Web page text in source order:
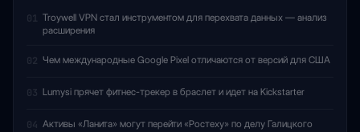
01 Troywell VPN стал инструментом для перехвата данных — анализ
расширения
02 Чем международные Google Pixel отличаются от версий для США
03 Lumysi прячет фитнес-трекер в браслет и идет на Kickstarter
04 Активы «Ланита» могут перейти «Ростеху» по делу Галицкого